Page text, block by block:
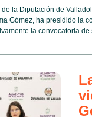
la Diputación de
Gómez, ha presidido la
la convocatoria de